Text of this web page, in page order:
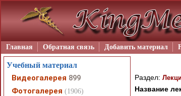
Главная Обратная связь Добавить материал
Раздел:
Название
Учебный материал
Видеогалерея 899
Фотогалерея (1906)